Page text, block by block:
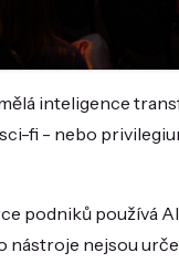
inteligence
sci-fi - nebo
podniků používá
nejsou